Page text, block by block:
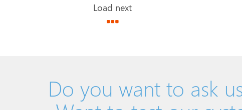
Load next
Do you want to ask